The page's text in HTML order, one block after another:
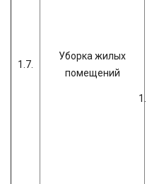
1.7.
Уборка жилых
помещений